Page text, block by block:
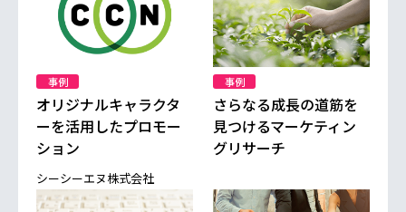
事例
オリジナルキャラクタ
ーを活用したプロモー
ション
シーシーエヌ株式会社
事例
さらなる成長の道筋を
見つけるマーケティン
グリサーチ